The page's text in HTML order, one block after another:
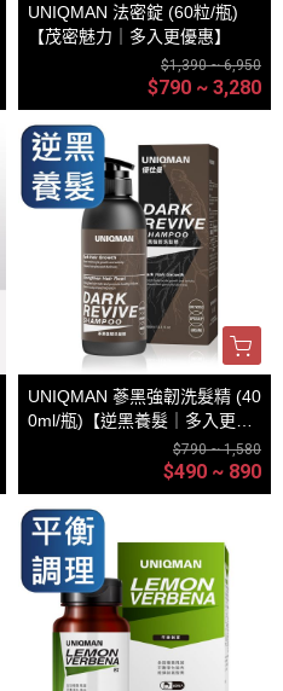
UNIQMAN 法密錠 (60粒/瓶)
【茂密魅力｜多入更優惠】
$1,390 ~ 6,950
$790 ~ 3,280
UNIQMAN 蔘黑強韌洗髮精 (40
0ml/瓶)【逆黑養髮｜多入更優
$790 ~ 1,580
$490 ~ 890